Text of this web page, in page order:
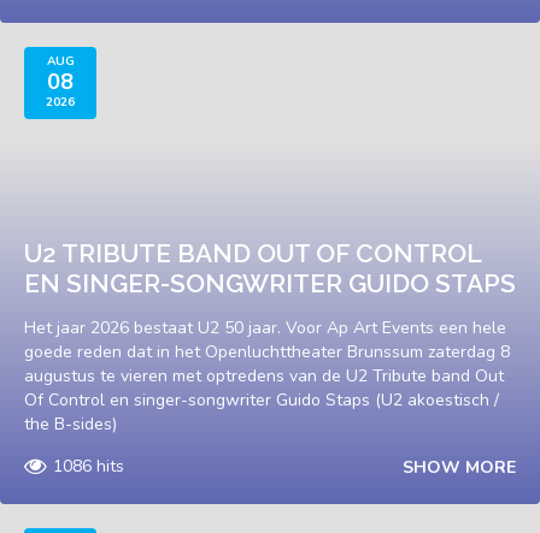
AUG
08
2026
U2 TRIBUTE BAND OUT OF CONTROL
EN SINGER-SONGWRITER GUIDO STAPS
Het jaar 2026 bestaat U2 50 jaar. Voor Ap Art Events een hele
goede reden dat in het Openluchttheater Brunssum zaterdag 8
augustus te vieren met optredens van de U2 Tribute band Out
Of Control en singer-songwriter Guido Staps (U2 akoestisch /
the B-sides)
1086 hits
SHOW MORE